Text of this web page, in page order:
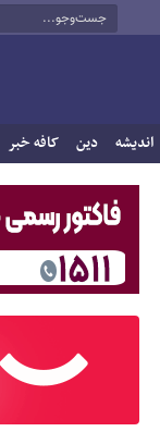
اندیشه دین کافه خبر